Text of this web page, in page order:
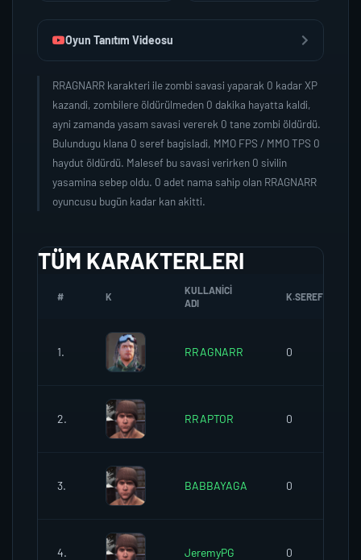
Oyun Tanıtım Videosu
RRAGNARR karakteri ile zombi savasi yaparak 0 kadar XP
kazandi, zombilere öldürülmeden 0 dakika hayatta kaldi,
ayni zamanda yasam savasi vererek 0 tane zombi öldürdü.
Bulundugu klana 0 seref bagisladi, MMO FPS / MMO TPS 0
haydut öldürdü. Malesef bu savasi verirken 0 sivilin
yasamina sebep oldu. 0 adet nama sahip olan RRAGNARR
oyuncusu bugün kadar kan akitti.
TÜM KARAKTERLERI
# K
KULLANICI
ADI
K.SEREFI
1. RRAGNARR 0
2. RRAPTOR 0
3. BABBAYAGA 0
4. JeremyPG 0